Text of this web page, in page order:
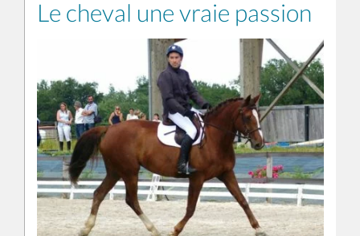
Le cheval une vraie passion